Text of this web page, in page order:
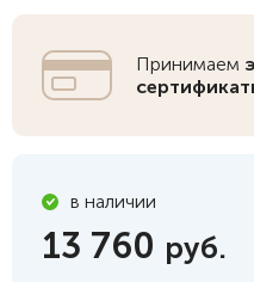
Принимаем
в наличии
13 760 руб.